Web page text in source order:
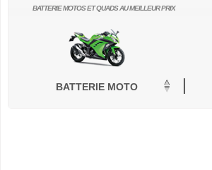
BATTERIE MOTOS ET QUADS AU MEILLEUR PRIX
BATTERIE MOTO